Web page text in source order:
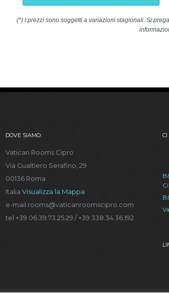
(*) I prezzi sono soggetti a variazioni stagionali. Si
DOVE SIAMO:
Vatican Rooms Cipro
Via Gualtiero Serafino, 29
00136 Roma
Italia Visualizza la Mappa
e-mail rooms@vaticanroomscipro.com
tel +39 06.39.73.25.29 / +39 338.34.36.192